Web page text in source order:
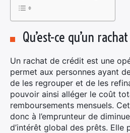
Qu’est-ce qu’un
Un rachat de crédit est une
permet aux personnes ayant
de les regrouper et de les
pouvoir ainsi alléger le coût
remboursements mensuels.
donc à l’emprunteur de
d’intérêt global des prêts. Elle